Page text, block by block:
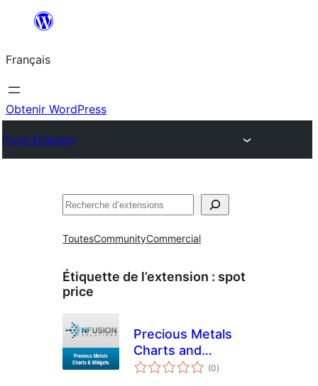
contenu
Français
Obtenir WordPress
Plugin Directory
Rechercher
ToutesCommunityCommercial
Étiquette de l’extension : spot
price
Precious Metals
Charts and
Widgets for (0notes
en
)